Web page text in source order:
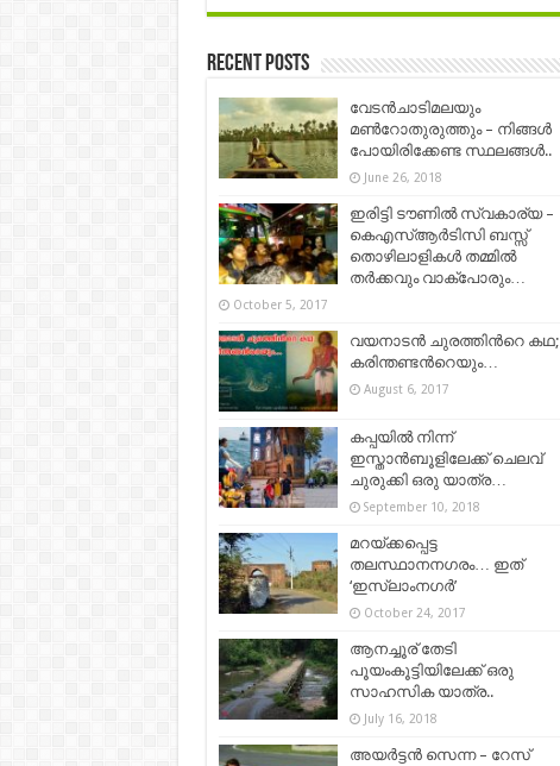
Recent Posts
വേടൻചാടിമലയും
മൺറോതുരുത്തും – നിങ്ങൾ
പോയിരിക്കേണ്ട സ്ഥലങ്ങൾ..
June 26, 2018
ഇരിട്ടി ടൗണിൽ സ്വകാര്യ –
കെഎസ്ആർടിസി ബസ്സ്
തൊഴിലാളികൾ തമ്മിൽ
തർക്കവും വാക്പോരും…
October 5, 2017
വയനാടന്‍ ചുരത്തിന്‍റെ കഥ;
കരിന്തണ്ടന്‍റെയും…
August 6, 2017
കപ്പയിൽ നിന്ന്
ഇസ്താൻബൂളിലേക്ക് ചെലവ്
ചുരുക്കി ഒരു യാത്ര…
September 10, 2018
മറയ്ക്കപ്പെട്ട
തലസ്ഥാനനഗരം… ഇത്
‘ഇസ്ലാംനഗര്‍’
October 24, 2017
ആനച്ചൂര് തേടി
പൂയംകൂട്ടിയിലേക്ക് ഒരു
സാഹസിക യാത്ര..
July 16, 2018
അയർട്ടൻ സെന്ന – റേസ്‌